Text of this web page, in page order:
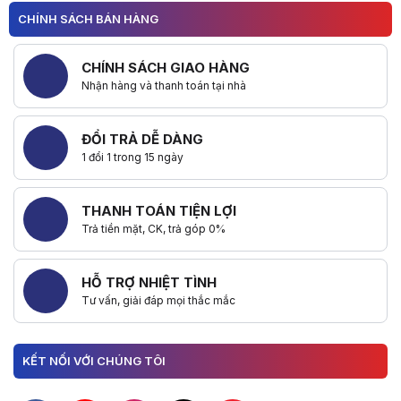
CHÍNH SÁCH BÁN HÀNG
CHÍNH SÁCH GIAO HÀNG
Nhận hàng và thanh toán tại nhà
ĐỔI TRẢ DỄ DÀNG
1 đổi 1 trong 15 ngày
THANH TOÁN TIỆN LỢI
Trả tiền mặt, CK, trả góp 0%
HỖ TRỢ NHIỆT TÌNH
Tư vấn, giải đáp mọi thắc mắc
KẾT NỐI VỚI CHÚNG TÔI